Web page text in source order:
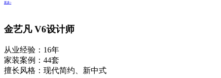
更多>
金艺凡V6设计师
从业经验：16年
家装案例：44套
擅长风格：现代简约、新中式